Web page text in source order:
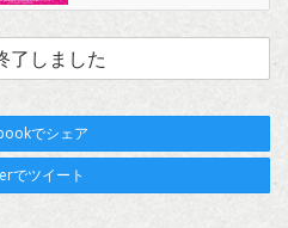
了しました
でシェア
でツイート